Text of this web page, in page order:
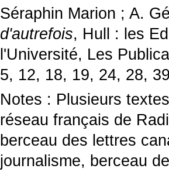
Séraphin Marion ; A.
d'autrefois, Hull : les
l'Université, Les
5, 12, 18, 19, 24, 28,
Notes : Plusieurs
réseau français de
berceau des lettres
journalisme, berceau